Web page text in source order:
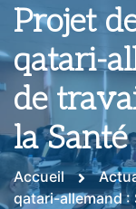
Projet
qatari-
de
la Santé
Accueil
qatari-allemand :